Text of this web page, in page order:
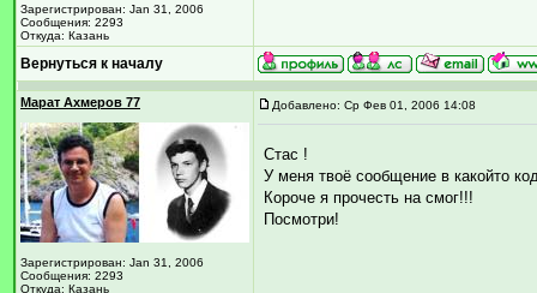
Зарегистрирован: Jan 31, 2006
Сообщения: 2293
Откуда: Казань
Вернуться к началу
Марат Ахмеров 77
Зарегистрирован: Jan 31, 2006
Сообщения: 2293
Откуда: Казань
Добавлено: Ср Фев 01, 2006 14:08
Стас !
У меня твоё сообщение в какойто
Короче я прочесть на смог!!!
Посмотри!